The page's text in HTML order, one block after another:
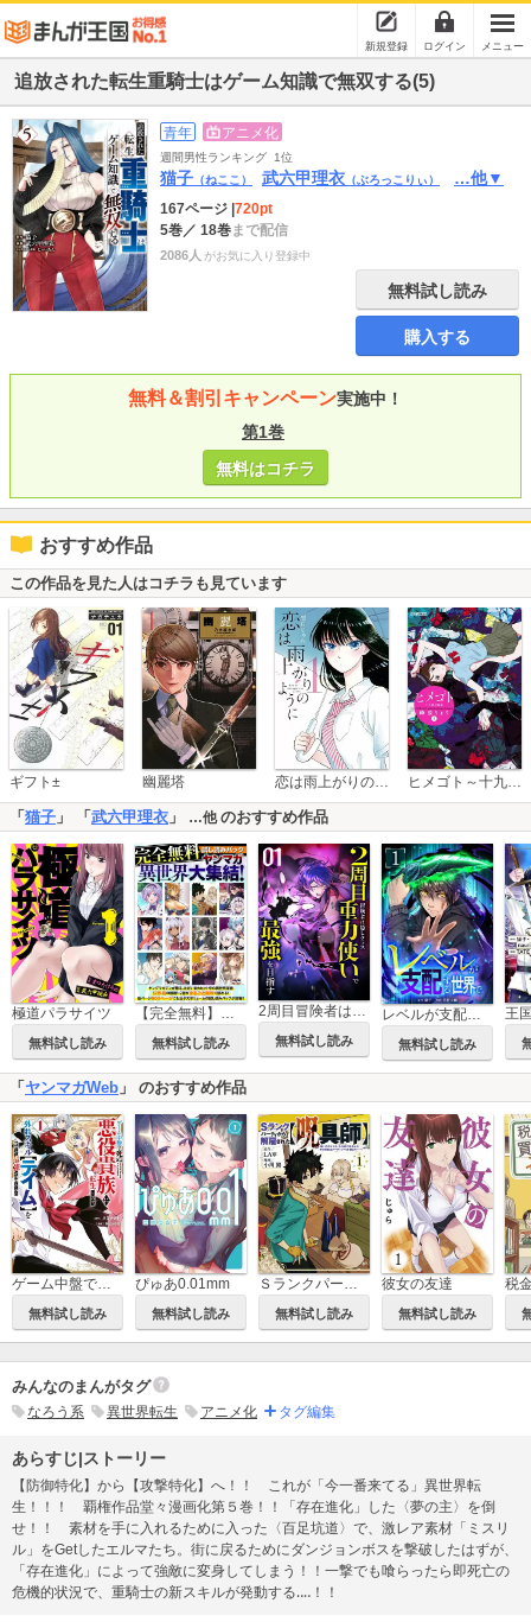
新規登録 ログイン メニュー
追放された転生重騎士はゲーム知識で無双する(5)
青年 アニメ化
週間男性ランキング 1位
猫子 （ねここ） 武六甲理衣 （ぶろっこりぃ） …他▼
167ページ 720pt
5巻／ 18巻まで配信
2086人 がお気に入り登録中
無料試し読み
購入する
無料＆割引キャンペーン実施中！
第1巻
無料はコチラ
おすすめ作品
この作品を見た人はコチラも見ています
ギフト± 幽麗塔 恋は雨上がりのように ヒメゴト～十九歳の制服～
「 猫子 」 「 武六甲理衣 」 …他のおすすめ作品
極道パラサイツ
無料試し読み
【完全無料】ヤンマガ異世界大集結！ 試し読みパック
無料試し読み
2周目冒険者は隠しクラス〈重力使い〉で最強を目指す 【コミック】
無料試し読み
レベルが支配する世界で【単行本版】
無料試し読み
「 ヤンマガWeb 」 のおすすめ作品
無料試し読み
ぴゅあ0.01mm
無料試し読み 無料試し読み
彼女の友達
無料試し読み
税
みんなのまんがタグ
なろう系 異世界転生 アニメ化 タグ編集
あらすじ|ストーリー
【防御特化】から【攻撃特化】へ！！ これが「今一番来てる」異世界転
生！！！ 覇権作品堂々漫画化第５巻！！「存在進化」した〈夢の主〉を倒
せ！！ 素材を手に入れるために入った〈百足坑道〉で、激レア素材「ミスリ
ル」をGetしたエルマたち。街に戻るためにダンジョンボスを撃破したはずが、
「存在進化」によって強敵に変身してしまう！！一撃でも喰らったら即死亡の
危機的状況で、重騎士の新スキルが発動する‥‥！！